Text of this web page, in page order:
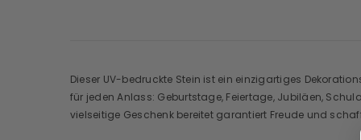
Dieser UV-bedruckte Stein ist ein einzigartiges
für jeden Anlass: Geburtstage, Feiertage, Jubiläen,
vielseitige Geschenk bereitet garantiert Freude und